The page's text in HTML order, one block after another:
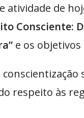
atividade de
Consciente:
e os objetivos
respeito às